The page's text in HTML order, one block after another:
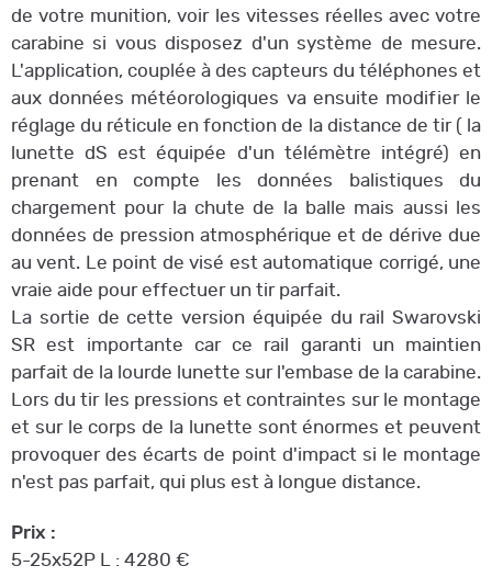
de votre munition, voir les vitesses réelles avec votre
carabine si vous disposez d'un système de mesure.
L'application, couplée à des capteurs du téléphones et
aux données météorologiques va ensuite modifier le
réglage du réticule en fonction de la distance de tir ( la
lunette dS est équipée d'un télémètre intégré) en
prenant en compte les données balistiques du
chargement pour la chute de la balle mais aussi les
données de pression atmosphérique et de dérive due
au vent. Le point de visé est automatique corrigé, une
vraie aide pour effectuer un tir parfait.
La sortie de cette version équipée du rail Swarovski
SR est importante car ce rail garanti un maintien
parfait de la lourde lunette sur l'embase de la carabine.
Lors du tir les pressions et contraintes sur le montage
et sur le corps de la lunette sont énormes et peuvent
provoquer des écarts de point d'impact si le montage
n'est pas parfait, qui plus est à longue distance.
Prix :
5-25x52P L : 4280 €